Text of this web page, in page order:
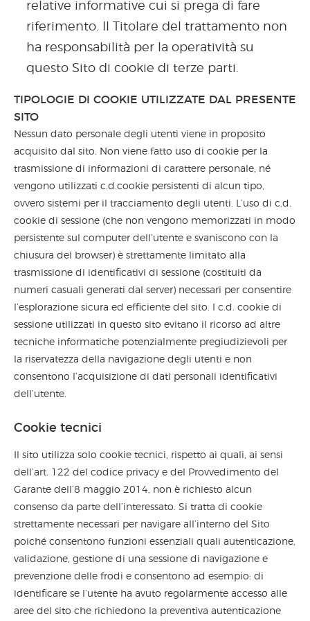
relative informative cui si prega di fare
riferimento. Il Titolare del trattamento non
ha responsabilità per la operatività su
questo Sito di cookie di terze parti.
TIPOLOGIE DI COOKIE UTILIZZATE DAL PRESENTE
SITO
Nessun dato personale degli utenti viene in proposito
acquisito dal sito. Non viene fatto uso di cookie per la
trasmissione di informazioni di carattere personale, né
vengono utilizzati c.d.cookie persistenti di alcun tipo,
ovvero sistemi per il tracciamento degli utenti. L’uso di c.d.
cookie di sessione (che non vengono memorizzati in modo
persistente sul computer dell’utente e svaniscono con la
chiusura del browser) è strettamente limitato alla
trasmissione di identificativi di sessione (costituiti da
numeri casuali generati dal server) necessari per consentire
l’esplorazione sicura ed efficiente del sito. I c.d. cookie di
sessione utilizzati in questo sito evitano il ricorso ad altre
tecniche informatiche potenzialmente pregiudizievoli per
la riservatezza della navigazione degli utenti e non
consentono l’acquisizione di dati personali identificativi
dell’utente.
Cookie tecnici
Il sito utilizza solo cookie tecnici, rispetto ai quali, ai sensi
dell’art. 122 del codice privacy e del Provvedimento del
Garante dell’8 maggio 2014, non è richiesto alcun
consenso da parte dell’interessato. Si tratta di cookie
strettamente necessari per navigare all’interno del Sito
poiché consentono funzioni essenziali quali autenticazione,
validazione, gestione di una sessione di navigazione e
prevenzione delle frodi e consentono ad esempio: di
identificare se l’utente ha avuto regolarmente accesso alle
aree del sito che richiedono la preventiva autenticazione